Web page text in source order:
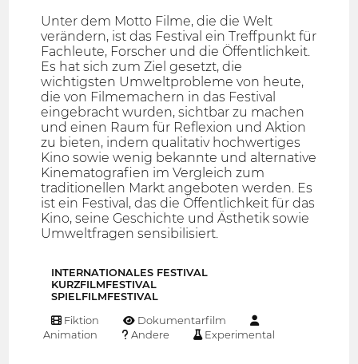
Unter dem Motto Filme, die die Welt
verändern, ist das Festival ein Treffpunkt für
Fachleute, Forscher und die Öffentlichkeit.
Es hat sich zum Ziel gesetzt, die
wichtigsten Umweltprobleme von heute,
die von Filmemachern in das Festival
eingebracht wurden, sichtbar zu machen
und einen Raum für Reflexion und Aktion
zu bieten, indem qualitativ hochwertiges
Kino sowie wenig bekannte und alternative
Kinematografien im Vergleich zum
traditionellen Markt angeboten werden. Es
ist ein Festival, das die Öffentlichkeit für das
Kino, seine Geschichte und Ästhetik sowie
Umweltfragen sensibilisiert.
INTERNATIONALES FESTIVAL
KURZFILMFESTIVAL
SPIELFILMFESTIVAL
Fiktion
Dokumentarfilm
Animation
Andere Experimental